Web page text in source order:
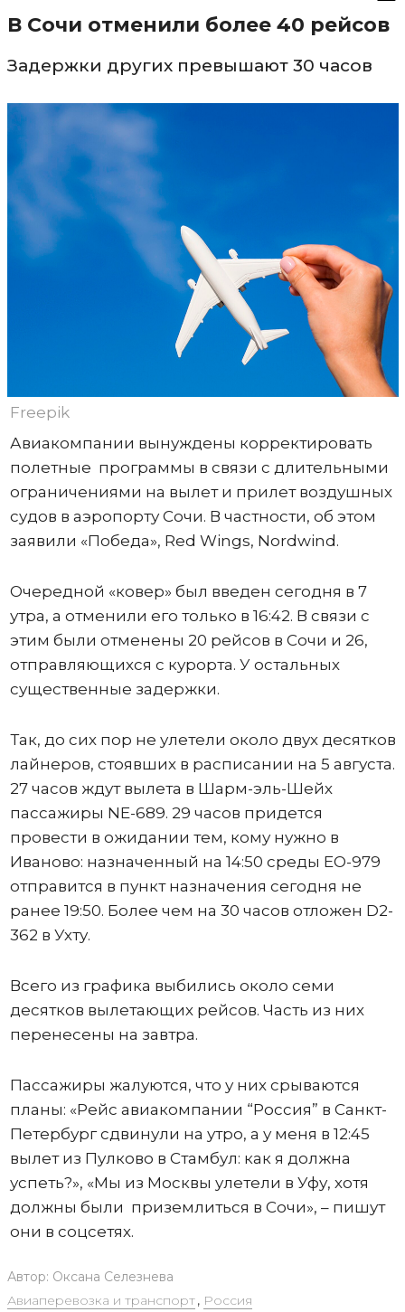
В Сочи отменили более 40 рейсов
Задержки других превышают 30 часов
Freepik
Авиакомпании вынуждены корректировать
полетные программы в связи с длительными
ограничениями на вылет и прилет воздушных
судов в аэропорту Сочи. В частности, об этом
заявили «Победа», Red Wings, Nordwind.
Очередной «ковер» был введен сегодня в 7
утра, а отменили его только в 16:42. В связи с
этим были отменены 20 рейсов в Сочи и 26,
отправляющихся с курорта. У остальных
существенные задержки.
Так, до сих пор не улетели около двух десятков
лайнеров, стоявших в расписании на 5 августа.
27 часов ждут вылета в Шарм-эль-Шейх
пассажиры NE-689. 29 часов придется
провести в ожидании тем, кому нужно в
Иваново: назначенный на 14:50 среды ЕО-979
отправится в пункт назначения сегодня не
ранее 19:50. Более чем на 30 часов отложен D2-
362 в Ухту.
Всего из графика выбились около семи
десятков вылетающих рейсов. Часть из них
перенесены на завтра.
Пассажиры жалуются, что у них срываются
планы: «Рейс авиакомпании “Россия” в Санкт-
Петербург сдвинули на утро, а у меня в 12:45
вылет из Пулково в Стамбул: как я должна
успеть?», «Мы из Москвы улетели в Уфу, хотя
должны были приземлиться в Сочи», – пишут
они в соцсетях.
Автор: Оксана Селезнева
Авиаперевозка и транспорт, Россия